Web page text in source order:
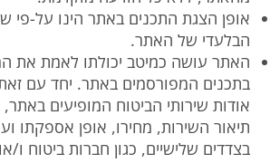
אופן הצגת התכנים באתר הינו על-פי
הבלעדי של האתר.
האתר עושה כמיטב יכולתו לאמת את
בתכנים המפורסמים באתר. יחד עם
אודות שירותי הביטוח המופיעים
תיאור השירות, מחירו, אופן אספקתו
בצדדים שלישיים, כגון חברות ביטוח ו/